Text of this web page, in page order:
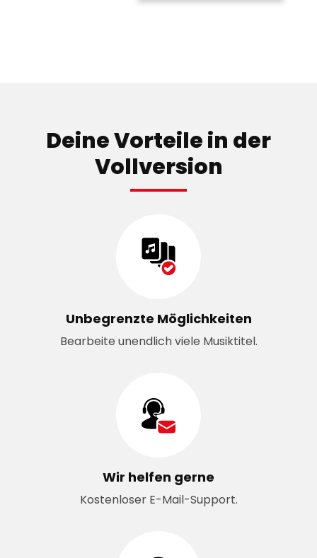
Deine Vorteile in der
Vollversion
Unbegrenzte Möglichkeiten
Bearbeite unendlich viele Musiktitel.
Wir helfen gerne
Kostenloser E-Mail-Support.